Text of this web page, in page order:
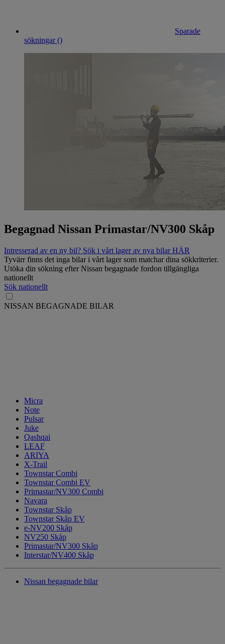
Sparade
sökningar ()
Begagnad Nissan Primastar/NV300 Skåp
Intresserad av en ny bil? Sök i vårt lager av nya bilar HÄR
Tyvärr finns det inga bilar i vårt lager som matchar dina sökkriterier.
Utöka din sökning efter Nissan begagnade fordon tillgängliga
nationellt
Sök nationellt
NISSAN BEGAGNADE BILAR
Micra
Note
Pulsar
Juke
Qashqai
LEAF
ARIYA
X-Trail
Townstar Combi
Townstar Combi EV
Primastar/NV300 Combi
Navara
Townstar Skåp
Townstar Skåp EV
e-NV200 Skåp
NV250 Skåp
Primastar/NV300 Skåp
Interstar/NV400 Skåp
Nissan begagnade bilar